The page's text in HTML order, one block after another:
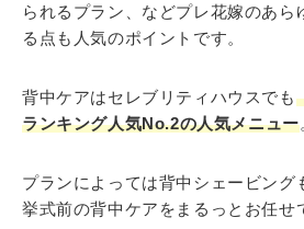
られるプラン、などプレ花嫁のあら
る点も人気のポイントです。
背中ケアはセレブリティハウスでも
ランキング人気No.2の人気メニュー
プランによっては背中シェービング
挙式前の背中ケアをまるっとお任せ